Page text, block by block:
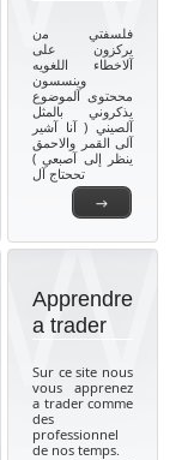
→
فلسفتي ﻣن
يركزون على
آلاخطاء اللغويه
وينسسون
مححتوى آلموضوع
يذكروني بالمثل
آلصيني ( آنا آشير
آلى القمر والاحمق
ينظر إلى آصبعي )
تححتاج آل
Apprendre
a trader
Sur ce site nous
vous apprenez
a trader comme
des
professionnel
de nos temps.